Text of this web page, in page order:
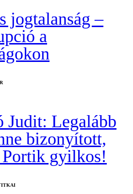
jogtalanság –
a
Judit: Legalább
bizonyított,
gyilkos!